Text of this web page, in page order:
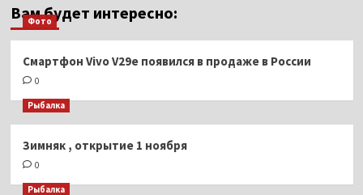
Вам будет интересно:
Фото
Смартфон Vivo V29e появился в продаже в России
0
Рыбалка
Зимняк , открытие 1 ноября
0
Рыбалка